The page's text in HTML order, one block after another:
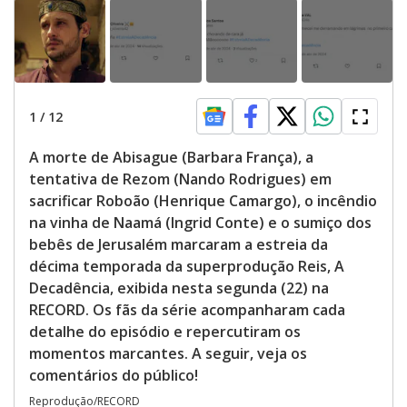
o
1 / 12
A morte de Abisague (Barbara França), a
tentativa de Rezom (Nando Rodrigues) em
sacrificar Roboão (Henrique Camargo), o incêndio
na vinha de Naamá (Ingrid Conte) e o sumiço dos
bebês de Jerusalém marcaram a estreia da
décima temporada da superprodução Reis, A
Decadência, exibida nesta segunda (22) na
RECORD. Os fãs da série acompanharam cada
detalhe do episódio e repercutiram os
momentos marcantes. A seguir, veja os
comentários do público!
Reprodução/RECORD